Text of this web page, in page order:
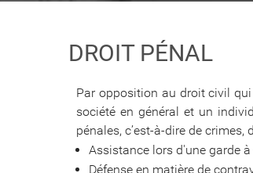
DROIT PÉNAL
Par opposition au droit civil
société en général et un
pénales, c’est-à-dire de
Assistance lors d'une garde
Défense en matière de